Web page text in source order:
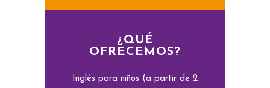
¿QUÉ
OFRECEMOS?
Inglés para niños (a partir de 2